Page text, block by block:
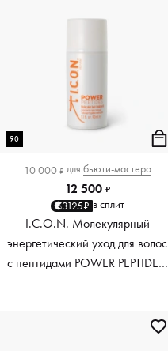
90
10 000 ₽ для бьюти-мастера
12 500 ₽
3125₽ в сплит
I.C.O.N. Молекулярный
энергетический уход для волос
с пептидами POWER PEPTIDES,